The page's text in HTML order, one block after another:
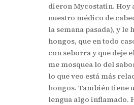
dieron Mycostatin. Hoy
nuestro médico de
la semana pasada), y le
hongos, que en todo
con seborra y que deje
me mosquea lo del
lo que veo está más
hongos. También tiene
lengua algo inflamado.